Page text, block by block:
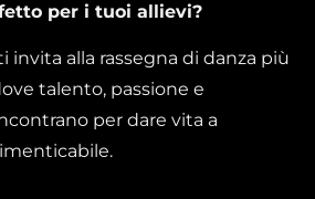
per i tuoi allievi?
invita alla rassegna di danza più
talento, passione e
per dare vita a